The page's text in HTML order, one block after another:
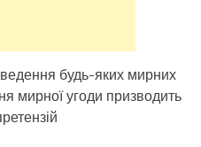
будь-яких мирних
мирної угоди призводить